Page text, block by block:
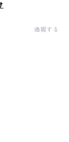
通報する